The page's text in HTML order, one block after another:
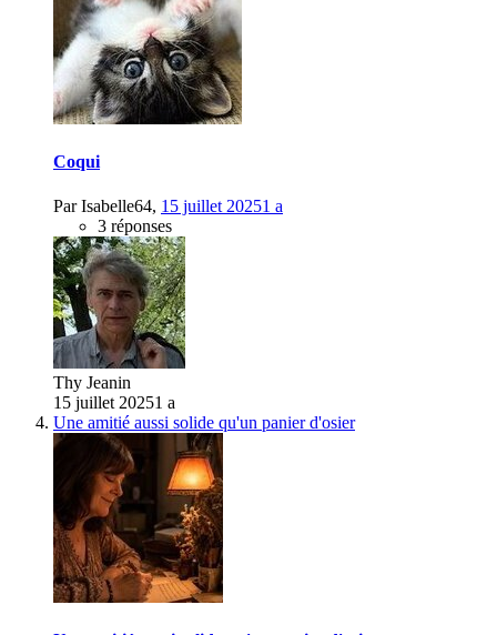
Coqui
ParIsabelle64, 15 juillet 20251 a
3 réponses
Thy Jeanin
15 juillet 20251 a
Une amitié aussi solide qu'un panier d'osier